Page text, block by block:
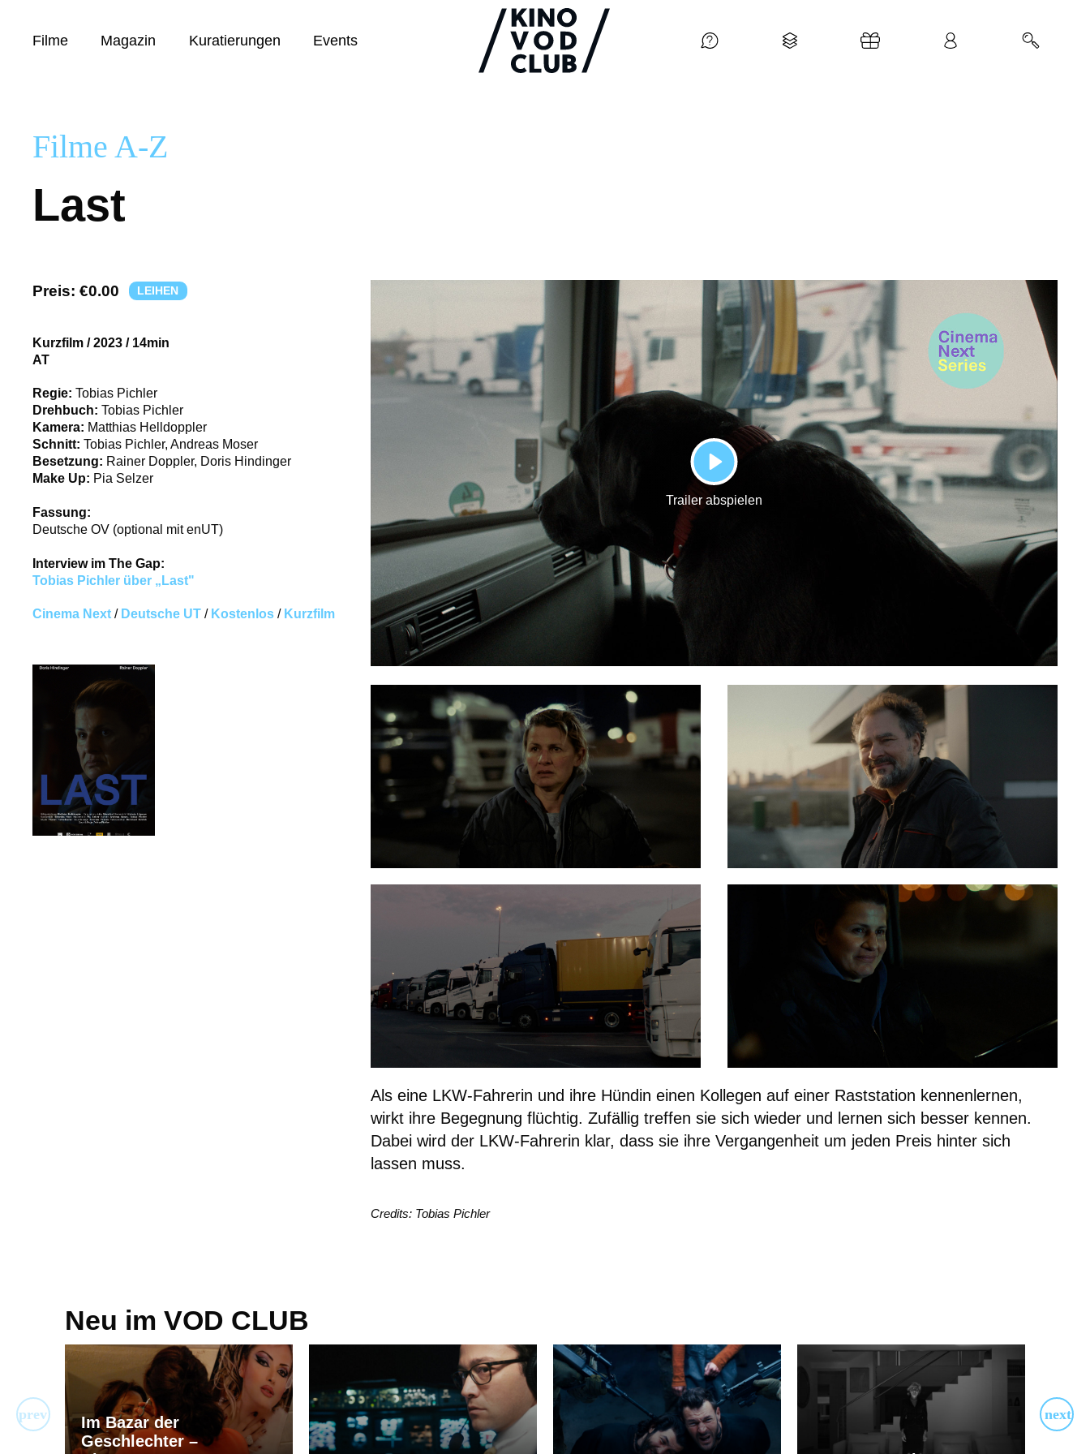
Filmpakete
Gutscheine
& Filmpässe
Account
Suche
Filme Magazin Kuratierungen Events
Filme A-Z
Last
Preis: €0.00 LEIHEN
PLAY
Trailer abspielen
Kurzfilm /2023 / 14min
AT
Regie: Tobias Pichler
Drehbuch: Tobias Pichler
Kamera: Matthias Helldoppler
Schnitt: Tobias Pichler, Andreas Moser
Besetzung: Rainer Doppler, Doris Hindinger
Make Up: Pia Selzer
Fassung:
Deutsche OV (optional mit enUT)
Interview im The Gap:
Tobias Pichler über „Last"
Cinema Next / Deutsche UT / Kostenlos / Kurzfilm
Als eine LKW-Fahrerin und ihre Hündin einen Kollegen auf einer Raststation kennenlernen,
wirkt ihre Begegnung flüchtig. Zufällig treffen sie sich wieder und lernen sich besser kennen.
Dabei wird der LKW-Fahrerin klar, dass sie ihre Vergangenheit um jeden Preis hinter sich
lassen muss.
Credits: Tobias Pichler
Neu im VOD CLUB
Im Bazar der
Geschlechter –